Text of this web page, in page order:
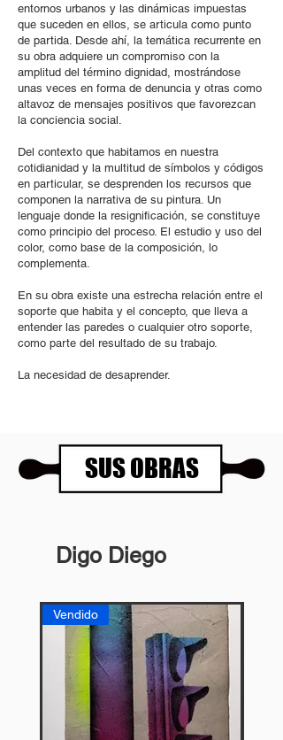
entornos urbanos y las dinámicas impuestas
que suceden en ellos, se articula como punto
de partida. Desde ahí, la temática recurrente en
su obra adquiere un compromiso con la
amplitud del término dignidad, mostrándose
unas veces en forma de denuncia y otras como
altavoz de mensajes positivos que favorezcan
la conciencia social.
Del contexto que habitamos en nuestra
cotidianidad y la multitud de símbolos y códigos
en particular, se desprenden los recursos que
componen la narrativa de su pintura. Un
lenguaje donde la resignificación, se constituye
como principio del proceso. El estudio y uso del
color, como base de la composición, lo
complementa.
En su obra existe una estrecha relación entre el
soporte que habita y el concepto, que lleva a
entender las paredes o cualquier otro soporte,
como parte del resultado de su trabajo.
La necesidad de desaprender.
SUS OBRAS
Digo Diego
Vendido